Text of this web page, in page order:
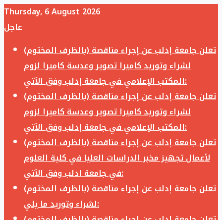
Thursday, 6 August 2026
عاجل
تعلن جامعة إدلب عن إجراء مناقصة (بالظرف المختوم)
لشراء وتوريد كاميرا تصوير وعدسة كاميرا لزوم
المكتب الإعلامي في جامعة إدلب وفق الآتي:
تعلن جامعة إدلب عن إجراء مناقصة (بالظرف المختوم)
لشراء وتوريد كاميرا تصوير وعدسة كاميرا لزوم
المكتب الإعلامي في جامعة إدلب وفق الآتي:
تعلن جامعة إدلب عن إجراء مناقصة (بالظرف المختوم)
لأعمال تجهيز مخبر الدراسات العليا في كلية العلوم
في جامعة ادلب وفق الآتي:
تعلن جامعة إدلب عن إجراء مناقصة (بالظرف المختوم)
لشراء وتوريد ما يلي: